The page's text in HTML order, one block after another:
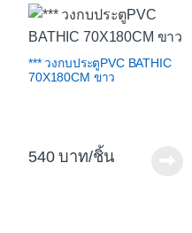
*** วงกบประตูPVC BATHIC
70X180CM ขาว
540 /ชิ้น